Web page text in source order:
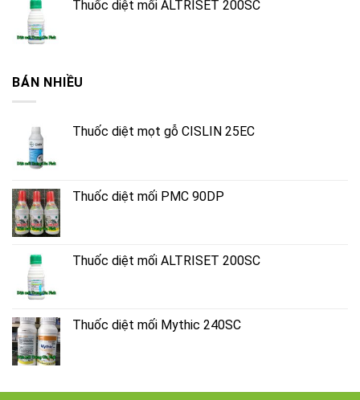
Thuốc diệt mối ALTRISET 200SC
BÁN NHIỀU
Thuốc diệt mọt gỗ CISLIN 25EC
Thuốc diệt mối PMC 90DP
Thuốc diệt mối ALTRISET 200SC
Thuốc diệt mối Mythic 240SC